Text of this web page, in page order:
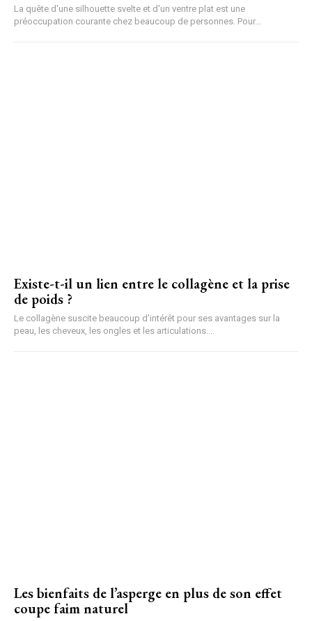
La quête d'une silhouette svelte et d'un ventre plat est une
préoccupation courante chez beaucoup de personnes. Pour...
Existe-t-il un lien entre le collagène et la prise
de poids ?
Le collagène suscite beaucoup d'intérêt pour ses avantages sur la
peau, les cheveux, les ongles et les articulations....
Les bienfaits de l’asperge en plus de son effet
coupe faim naturel